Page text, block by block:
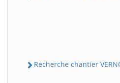
Recherche chantier